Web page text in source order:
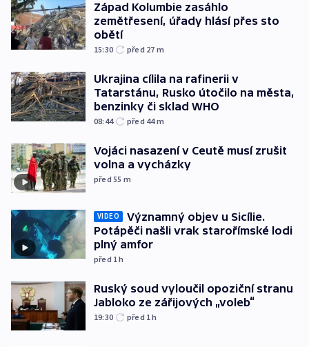
Západ Kolumbie zasáhlo
zemětřesení, úřady hlásí přes sto
obětí
15:30 před 27 m
Ukrajina cílila na rafinerii v
Tatarstánu, Rusko útočilo na města,
benzinky či sklad WHO
08:44 před 44m
Vojáci nasazení v Ceutě musí zrušit
volna a vycházky
před 55 m
VIDEO
Významný objev u Sicílie.
Potápěči našli vrak starořímské lodi
plný amfor
před 1h
Ruský soud vyloučil opoziční stranu
Jabloko ze zářijových „voleb“
19:30 před 1h